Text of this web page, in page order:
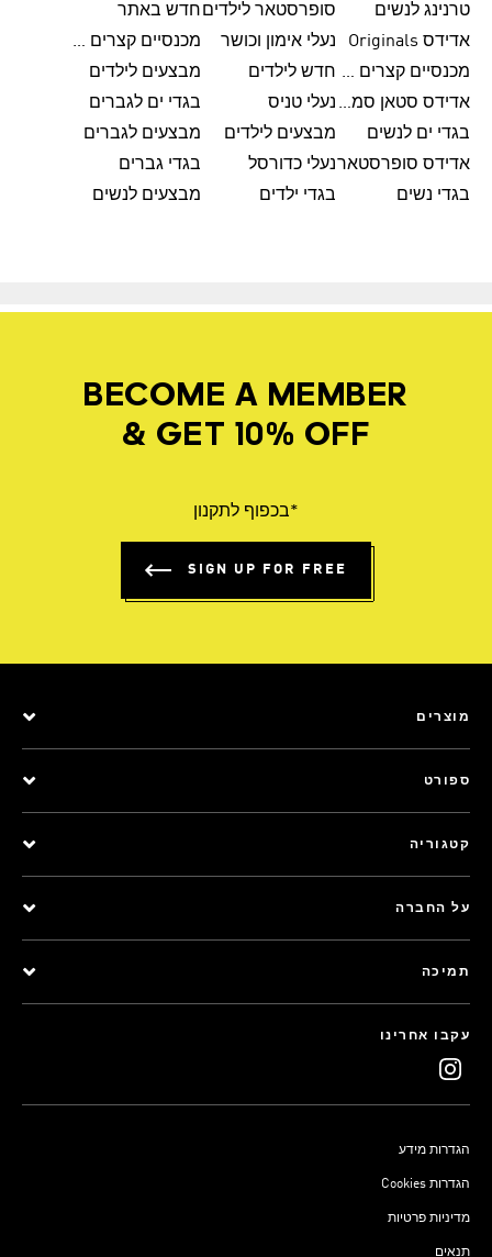
טרנינג לנשים
סופרסטאר לילדים חדש באתר
אדידס Originals
נעלי אימון וכושר
מכנסיים קצרים לגברים
מכנסיים קצרים לנשים חדש לילדים
מבצעים לילדים
אדידס סטאן סמית' נעלי טניס
בגדי ים לגברים
בגדי ים לנשים
מבצעים לילדים
מבצעים לגברים
אדידס סופרסטארנעלי כדורסל
בגדי גברים
בגדי נשים
בגדי ילדים מבצעים לנשים
BECOME A MEMBER
& GET 10% OFF
*בכפוף לתקנון
SIGN UP FOR FREE
מוצרים
ספורט
קטגוריה
על החברה
תמיכה
עקבו אחרינו
הגדרות מידע
Cookies הגדרות
מדיניות פרטיות
תנאים